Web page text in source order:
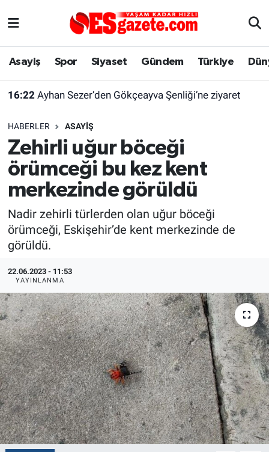
Asayiş Spor Siyaset Gündem Türkiye
16:22 Ayhan Sezer’den Gökçeayva Şenliği’ne ziyaret
HABERLER ASAYIŞ
Zehirli uğur böceği
örümceği bu kez kent
merkezinde görüldü
Nadir zehirli türlerden olan uğur böceği
örümceği, Eskişehir’de kent merkezinde de
görüldü.
22.06.2023 - 11:53
YAYINLANMA
Asayiş
Gündem
Türkiye
Dünya
Sağlık
Yaşam
Eskişehirspor Arşivi
Eskişehir Arşivi
Röportaj
Ekonomi
Politika
Bilecik
Kütahya
Gezi
Genel
Çevre
Eskişehir Nöbetçi Eczaneler
Süper Lig Puan Durumu ve Fikstür
Tüm Manşetler
Son Dakika Haberleri
Haber Arşivi